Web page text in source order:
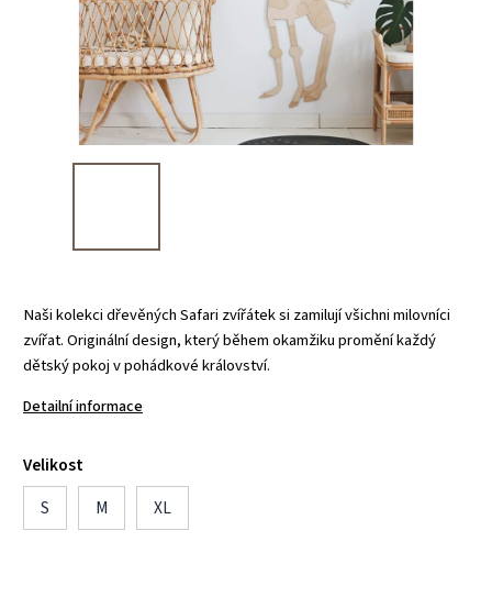
Naši kolekci dřevěných Safari zvířátek si zamilují všichni milovníci
zvířat. Originální design, který během okamžiku promění každý
dětský pokoj v pohádkové království.
Detailní informace
Velikost
S
M XL